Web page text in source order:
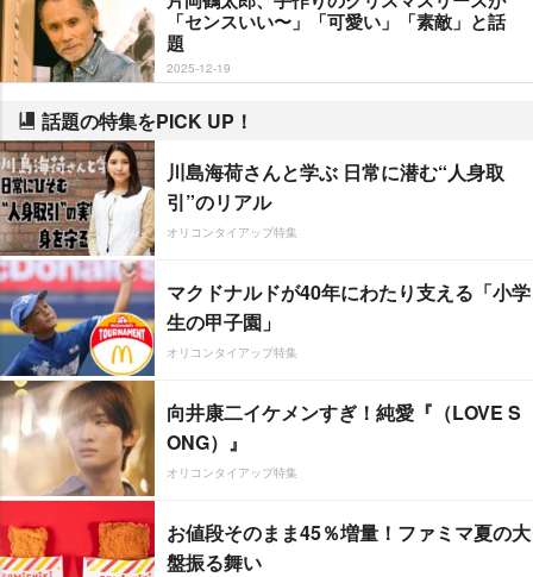
「センスいい〜」「可愛い」「素敵」と話
題
2025-12-19
話題の特集をPICK UP！
川島海荷さんと学ぶ 日常に潜む“人身取
引”のリアル
オリコンタイアップ特集
マクドナルドが40年にわたり支える「小学
生の甲子園」
オリコンタイアップ特集
向井康二イケメンすぎ！純愛『（LOVE S
ONG）』
オリコンタイアップ特集
お値段そのまま45％増量！ファミマ夏の大
盤振る舞い